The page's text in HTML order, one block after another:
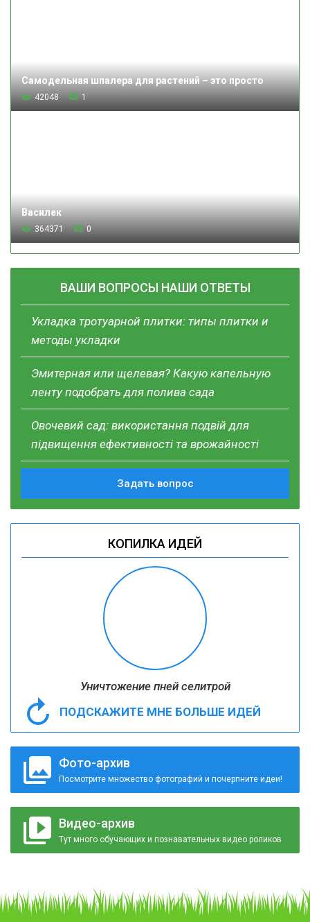
Самодельная шпалера для растений – это просто
42048 1
Василек
364371 0
ВАШИ ВОПРОСЫ НАШИ ОТВЕТЫ
Укладка тротуарной плитки: типы плитки и
методы укладки
Эмитерная или щелевая? Какую капельную
ленту подобрать для полива сада
Овочевий сад: використання подвій для
підвищення ефективності та врожайності
Задать вопрос
КОПИЛКА ИДЕЙ
Уничтожение пней селитрой
ПОДСКАЖИТЕ МНЕ БОЛЬШЕ ИДЕЙ
Фото-архив
Посмотрите множество фотографий и почерпните идеи!
Видео-архив
Тут много обучающих и познавательных видео роликов